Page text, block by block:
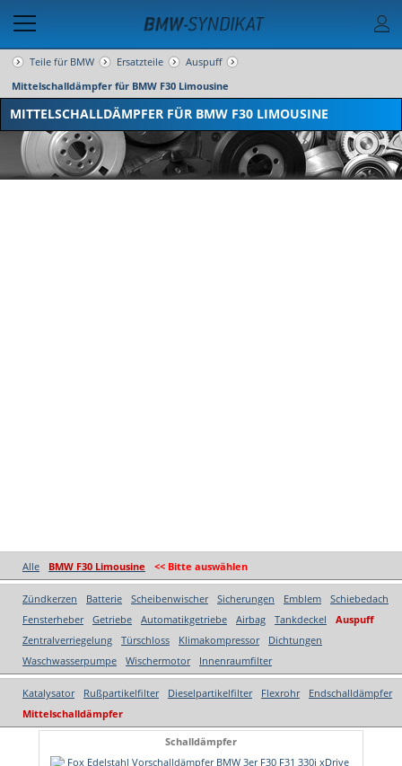
Teile für BMW Ersatzteile
Auspuff
Mittelschalldämpfer für BMW F30 Limousine
MITTELSCHALLDÄMPFER FÜR BMW F30 LIMOUSINE
Alle BMW F30 Limousine << Bitte auswählen
Zündkerzen Batterie Scheibenwischer Sicherungen Emblem
Schiebedach
Fensterheber
Getriebe Automatikgetriebe Airbag Tankdeckel
Auspuff
Zentralverriegelung
Türschloss Klimakompressor
Dichtungen
Waschwasserpumpe
Wischermotor Innenraumfilter
Katalysator Rußpartikelfilter Dieselpartikelfilter Flexrohr
Endschalldämpfer
Mittelschalldämpfer
Schalldämpfer